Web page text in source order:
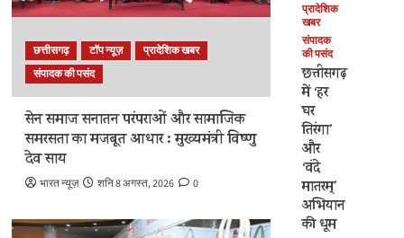
छत्तीसगढ़ टॉप न्यूज़
प्रादेशिक खबर
संपादक की पसंद
सेन समाज सनातन परंपराओं और सामाजिक
समरसता का मजबूत आधार : मुख्यमंत्री विष्णु
देव साय
भारत न्यूज़ शनि 8 अगस्त, 2026 0
प्रादेशिक
खबर
संपादक
की पसंद
छत्तीसगढ़
में ‘हर
घर
तिरंगा’
और
‘वंदे
मातरम्’
अभियान
की धूम